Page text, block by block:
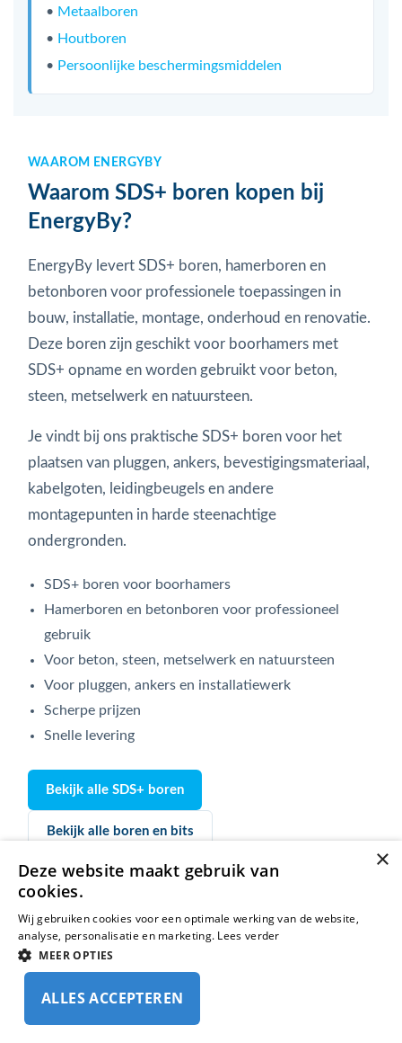
Filters
• Metaalboren
• Houtboren
• Persoonlijke beschermingsmiddelen
WAAROM ENERGYBY
Waarom SDS+ boren kopen bij
EnergyBy?
EnergyBy levert SDS+ boren, hamerboren en
betonboren voor professionele toepassingen in
bouw, installatie, montage, onderhoud en renovatie.
Deze boren zijn geschikt voor boorhamers met
SDS+ opname en worden gebruikt voor beton,
steen, metselwerk en natuursteen.
Je vindt bij ons praktische SDS+ boren voor het
plaatsen van pluggen, ankers, bevestigingsmateriaal,
kabelgoten, leidingbeugels en andere
montagepunten in harde steenachtige
ondergronden.
SDS+ boren voor boorhamers
Hamerboren en betonboren voor professioneel
gebruik
Voor beton, steen, metselwerk en natuursteen
Voor pluggen, ankers en installatiewerk
Scherpe prijzen
Snelle levering
Bekijk alle SDS+ boren
Bekijk alle boren en bits
Geschikt voor
Installateurs
Aannemers
Renovatiebedrijven
×
Deze website maakt gebruik van
cookies.
Wij gebruiken cookies voor een optimale werking van de website,
analyse, personalisatie en marketing. Lees verder
MEER OPTIES
ALLES ACCEPTEREN